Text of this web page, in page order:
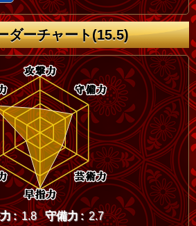
ダーチャート(15.5)
: 1.8 守備力 : 2.7